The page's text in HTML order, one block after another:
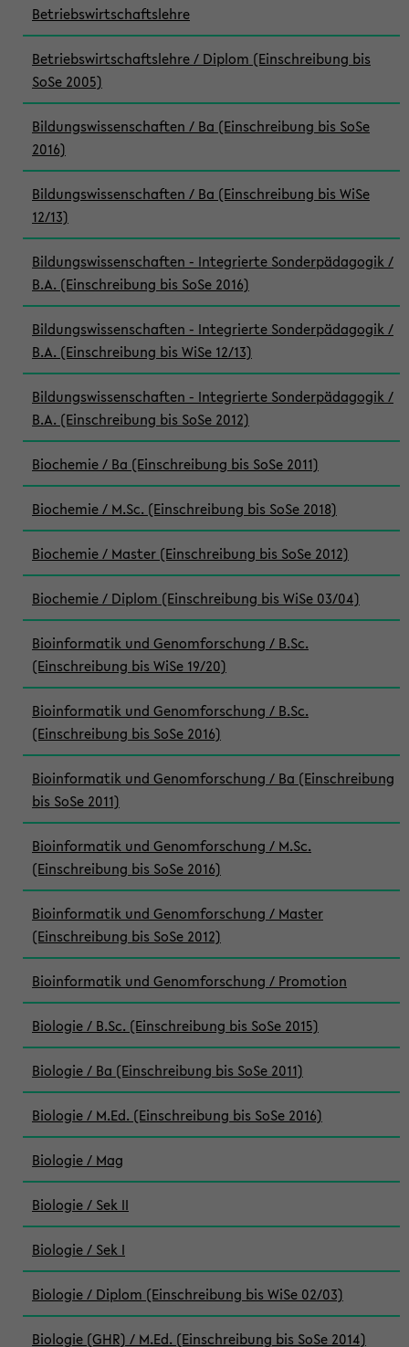
Betriebswirtschaftslehre
Betriebswirtschaftslehre / Diplom (Einschreibung bis
SoSe 2005)
Bildungswissenschaften / Ba (Einschreibung bis SoSe
2016)
Bildungswissenschaften / Ba (Einschreibung bis WiSe
12/13)
Bildungswissenschaften - Integrierte Sonderpädagogik /
B.A. (Einschreibung bis SoSe 2016)
Bildungswissenschaften - Integrierte Sonderpädagogik /
B.A. (Einschreibung bis WiSe 12/13)
Bildungswissenschaften - Integrierte Sonderpädagogik /
B.A. (Einschreibung bis SoSe 2012)
Biochemie / Ba (Einschreibung bis SoSe 2011)
Biochemie / M.Sc. (Einschreibung bis SoSe 2018)
Biochemie / Master (Einschreibung bis SoSe 2012)
Biochemie / Diplom (Einschreibung bis WiSe 03/04)
Bioinformatik und Genomforschung / B.Sc.
(Einschreibung bis WiSe 19/20)
Bioinformatik und Genomforschung / B.Sc.
(Einschreibung bis SoSe 2016)
Bioinformatik und Genomforschung / Ba (Einschreibung
bis SoSe 2011)
Bioinformatik und Genomforschung / M.Sc.
(Einschreibung bis SoSe 2016)
Bioinformatik und Genomforschung / Master
(Einschreibung bis SoSe 2012)
Bioinformatik und Genomforschung / Promotion
Biologie / B.Sc. (Einschreibung bis SoSe 2015)
Biologie / Ba (Einschreibung bis SoSe 2011)
Biologie / M.Ed. (Einschreibung bis SoSe 2016)
Biologie / Mag
Biologie / Sek II
Biologie / Sek I
Biologie / Diplom (Einschreibung bis WiSe 02/03)
Biologie (GHR) / M.Ed. (Einschreibung bis SoSe 2014)